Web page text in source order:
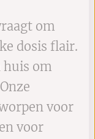
om
dosis flair.
huis om
voor
voor